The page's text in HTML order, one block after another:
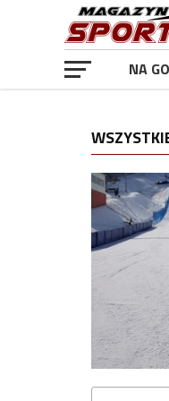
NA